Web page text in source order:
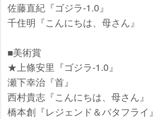
佐藤直紀『ゴジラ-1.0』
千住明『こんにちは、母さん』
■美術賞
★上條安里『ゴジラ-1.0』
瀬下幸治『首』
西村貴志『こんにちは、母さん』
橋本創『レジェンド＆バタフライ』